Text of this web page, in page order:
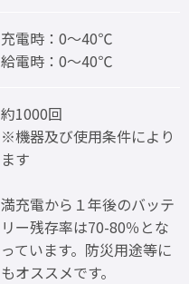
充電時：0～40℃
給電時：0～40℃
約1000回
※機器及び使用条件により
ます
満充電から１年後のバッテ
リー残存率は70-80％とな
っています。防災用途等に
もオススメです。